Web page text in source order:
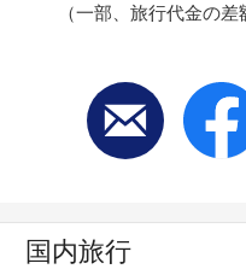
（一部、旅行代金の
国内旅行